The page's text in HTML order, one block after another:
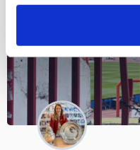
en feesten met